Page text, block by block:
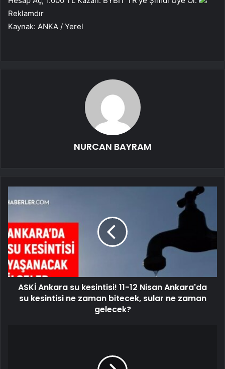
Reklamdır
Kaynak: ANKA / Yerel
NURCAN BAYRAM
ASKİ Ankara su kesintisi! 11-12 Nisan Ankara'da
su kesintisi ne zaman bitecek, sular ne zaman
gelecek?